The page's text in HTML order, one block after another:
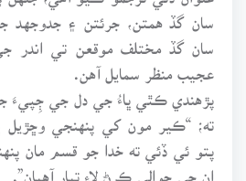
سان گڏ همتن، جرئتن ۽ جدوجهد
سان گڏ مختلف موقعن تي اندر
عجيب منظر سمايل آهن.
پڙهندي ڪٿي ڀاءُ جي دل جي ڄِپيءَ
ته؛ “ڪير مون کي پنهنجي
پتو ئي ڏئي ته خدا جو قسم مان
ان جي حوالي ڪرڻ لاءِ تيار آهيان”.